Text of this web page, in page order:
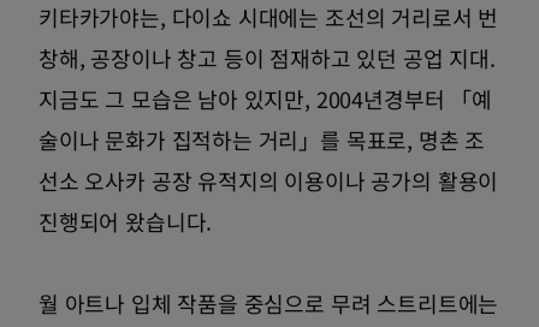
키타카가야는, 다이쇼 시대에는 조선의 거리로서 번
창해, 공장이나 창고 등이 점재하고 있던 공업 지대.
지금도 그 모습은 남아 있지만, 2004년경부터 「예
술이나 문화가 집적하는 거리」를 목표로, 명촌 조
선소 오사카 공장 유적지의 이용이나 공가의 활용이
진행되어 왔습니다.
월 아트나 입체 작품을 중심으로 무려 스트리트에는